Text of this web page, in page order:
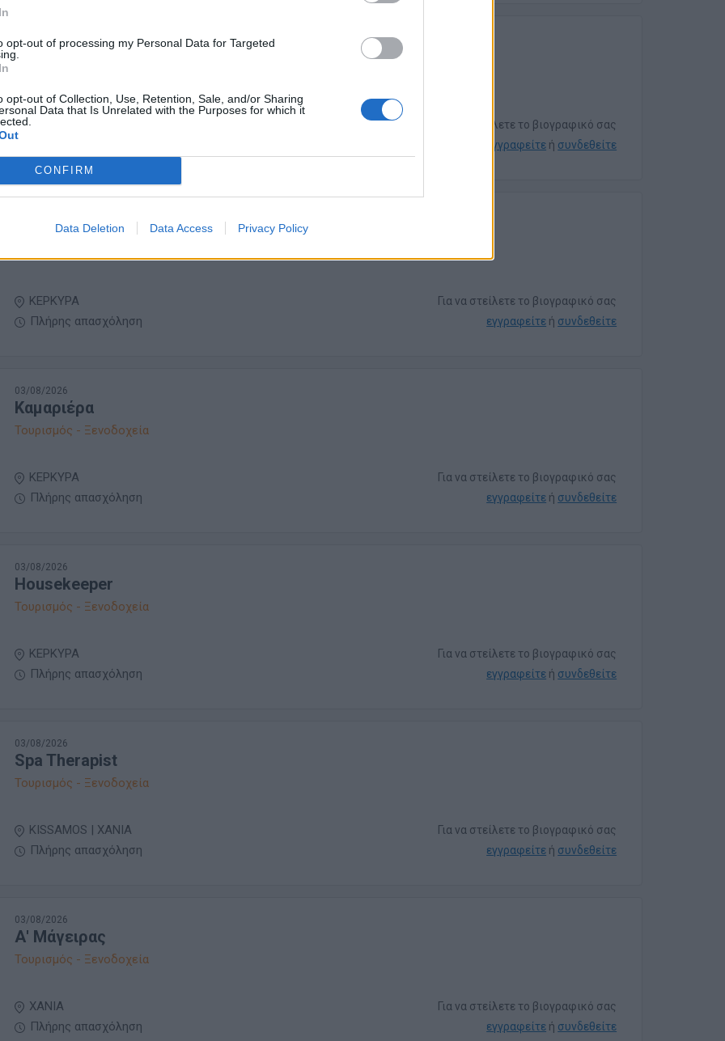
opt-out of processing my Personal Data for Targeted
opt-out of Collection, Use, Retention, Sale, and/or Sharing
Data that Is Unrelated with the Purposes for which it
CONFIRM
Data Deletion Data Access Privacy Policy
05/08/2026
Demi Chef De Partie
ΚΩΣ
Για να στείλετε το βιογραφικό σας
εγγραφείτε ή συνδεθείτε
Bartender
ΚΕΡΚΥΡΑ
Πλήρης απασχόληση
Για να στείλετε το βιογραφικό σας
εγγραφείτε ή συνδεθείτε
03/08/2026
Καμαριέρα
Τουρισμός - Ξενοδοχεία
ΚΕΡΚΥΡΑ
Πλήρης απασχόληση
Για να στείλετε το βιογραφικό σας
εγγραφείτε ή συνδεθείτε
03/08/2026
Housekeeper
Τουρισμός - Ξενοδοχεία
ΚΕΡΚΥΡΑ
Πλήρης απασχόληση
Για να στείλετε το βιογραφικό σας
εγγραφείτε ή συνδεθείτε
03/08/2026
Spa Therapist
Τουρισμός - Ξενοδοχεία
KISSAMOS | ΧΑΝΙΑ
Πλήρης απασχόληση
Για να στείλετε το βιογραφικό σας
εγγραφείτε ή συνδεθείτε
03/08/2026
Α' Μάγειρας
Τουρισμός - Ξενοδοχεία
ΧΑΝΙΑ
Πλήρης απασχόληση
Για να στείλετε το βιογραφικό σας
εγγραφείτε ή συνδεθείτε